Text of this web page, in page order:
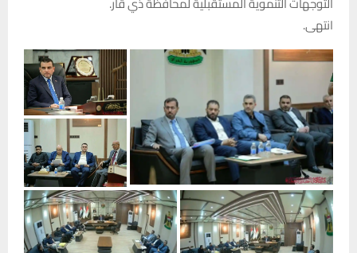
انتهى.